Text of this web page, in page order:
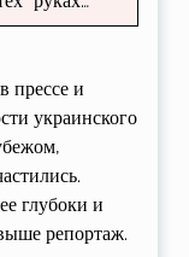
прессе и
украинского
глубоки и
репортаж.